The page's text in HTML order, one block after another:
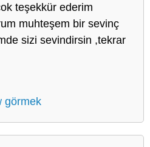
teşekkür ederim
muhteşem bir sevinç
sizi sevindirsin ,tekrar
görmek